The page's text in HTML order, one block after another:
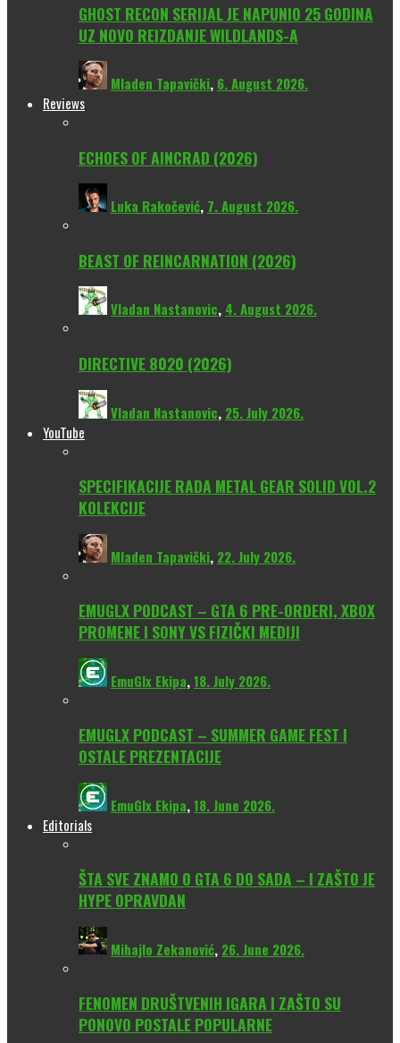
GHOST RECON SERIJAL JE NAPUNIO 25 GODINA
UZ NOVO REIZDANJE WILDLANDS-A
Mladen Tapavički, 6. August 2026.
Reviews
ECHOES OF AINCRAD (2026)
Luka Rakočević, 7. August 2026.
BEAST OF REINCARNATION (2026)
Vladan Nastanovic, 4. August 2026.
DIRECTIVE 8020 (2026)
Vladan Nastanovic, 25. July 2026.
YouTube
SPECIFIKACIJE RADA METAL GEAR SOLID VOL.2
KOLEKCIJE
Mladen Tapavički, 22. July 2026.
EMUGLX PODCAST – GTA 6 PRE-ORDERI, XBOX
PROMENE I SONY VS FIZIČKI MEDIJI
EmuGlx Ekipa,18. July 2026.
EMUGLX PODCAST – SUMMER GAME FEST I
OSTALE PREZENTACIJE
EmuGlx Ekipa,18. June 2026.
Editorials
ŠTA SVE ZNAMO O GTA 6 DO SADA – I ZAŠTO JE
HYPE OPRAVDAN
Mihajlo Zekanović, 26. June 2026.
FENOMEN DRUŠTVENIH IGARA I ZAŠTO SU
PONOVO POSTALE POPULARNE